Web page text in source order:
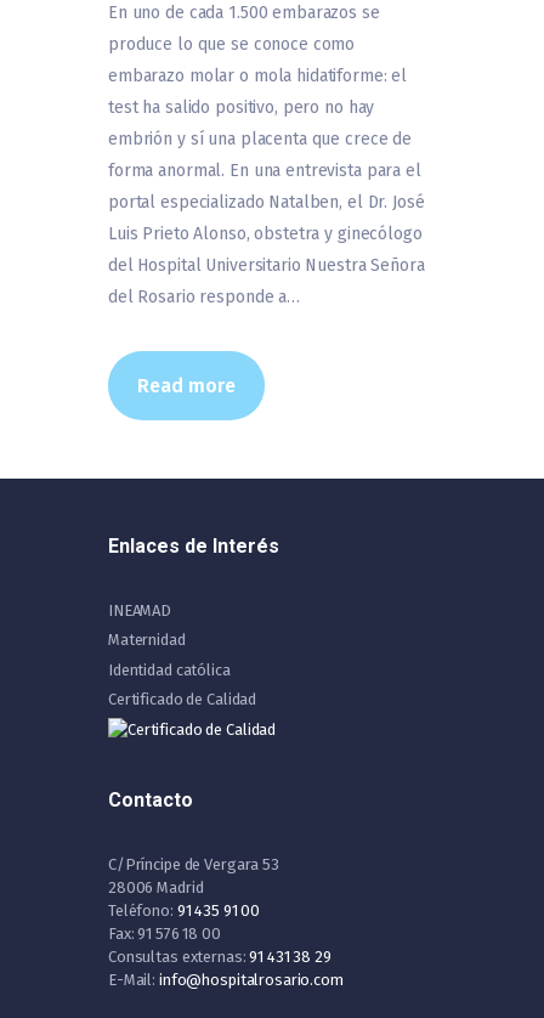
En uno de cada 1.500 embarazos se
produce lo que se conoce como
embarazo molar o mola hidatiforme: el
test ha salido positivo, pero no hay
embrión y sí una placenta que crece de
forma anormal. En una entrevista para el
portal especializado Natalben, el Dr. José
Luis Prieto Alonso, obstetra y ginecólogo
del Hospital Universitario Nuestra Señora
del Rosario responde a…
Read more
Enlaces de Interés
INEAMAD
Maternidad
Identidad católica
Certificado de Calidad
Contacto
C/Príncipe de Vergara 53
28006 Madrid
Teléfono: 91 435 91 00
Fax: 91 576 18 00
Consultas externas:91 431 38 29
E-Mail: info@hospitalrosario.com